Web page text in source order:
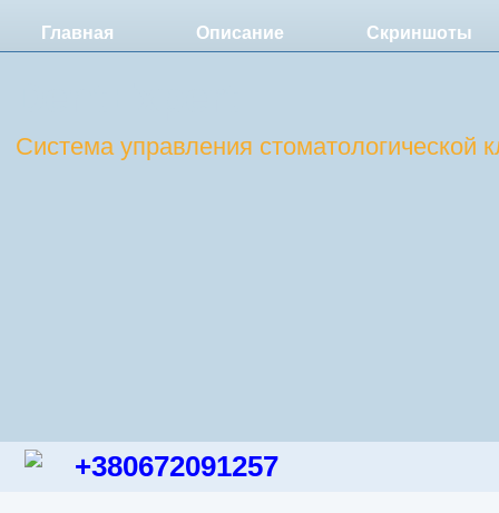
Главная Описание Скриншоты
Система управления стоматологической
+380672091257